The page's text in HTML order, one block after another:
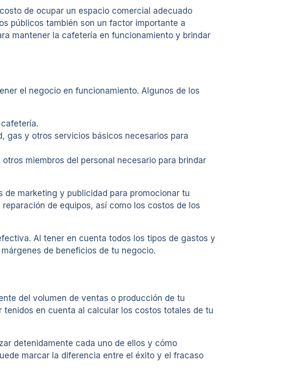
de ocupar un espacio comercial adecuado
públicos también son un factor importante a
mantener la cafetería en funcionamiento y brindar
el negocio en funcionamiento. Algunos de los
gas y otros servicios básicos necesarios para
miembros del personal necesario para brindar
marketing y publicidad para promocionar tu
de equipos, así como los costos de los
Al tener en cuenta todos los tipos de gastos y
de beneficios de tu negocio.
del volumen de ventas o producción de tu
en cuenta al calcular los costos totales de tu
detenidamente cada uno de ellos y cómo
marcar la diferencia entre el éxito y el fracaso